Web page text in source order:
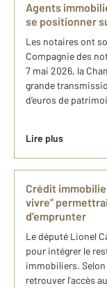
Agents
se positionner
Les notaires ont
Compagnie des
7 mai 2026, la
grande
d’euros de
Lire plus
Crédit
vivre”
d’emprunter
Le député Lionel
pour intégrer le
immobiliers.
retrouver l’accès